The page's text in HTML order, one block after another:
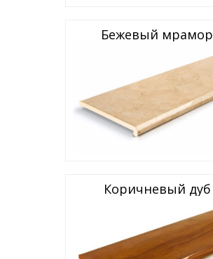
Бежевый мрамор
Коричневый дуб